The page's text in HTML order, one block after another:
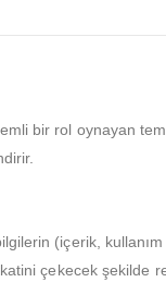
bir rol oynayan
(içerik,
çekecek şekilde